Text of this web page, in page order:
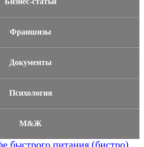
Франшизы
Документы
Психология
М&Ж
быстрого питания (бистро)